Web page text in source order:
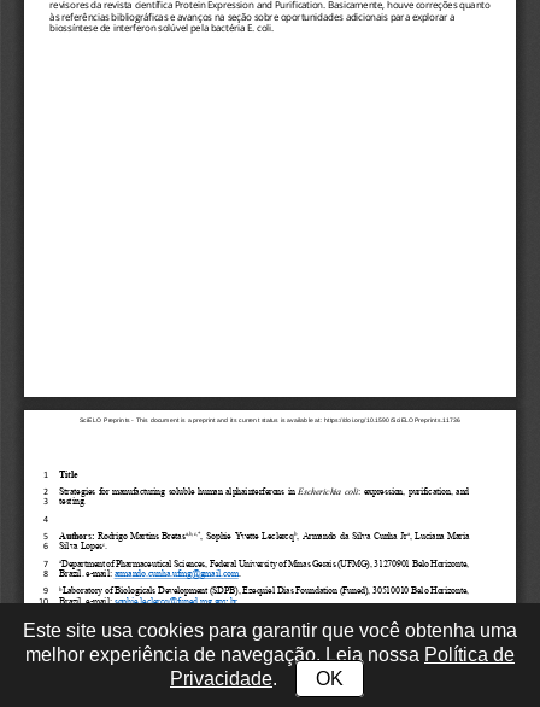
Este site usa cookies para garantir que você obtenha uma
melhor experiência de navegação. Leia nossa Política de
Privacidade. OK